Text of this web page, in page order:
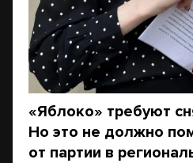
«Яблоко» требуют
Но это не должно
от партии в